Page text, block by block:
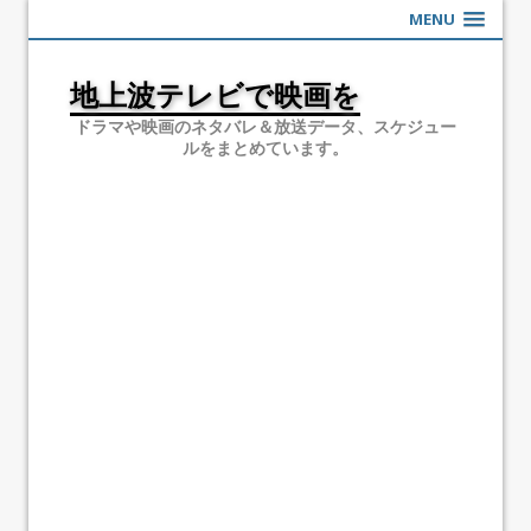
MENU
地上波テレビで映画を
ドラマや映画のネタバレ＆放送データ、スケジュー
ルをまとめています。